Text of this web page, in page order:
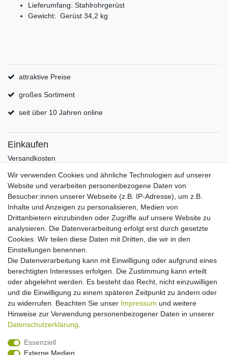
Lieferumfang: Stahlrohrgerüst
Gewicht: Gerüst 34,2 kg
attraktive Preise
großes Sortiment
seit über 10 Jahren online
Einkaufen
Versandkosten
Hilfe
Informationen
Batterieverordnung
Über uns
Garantie Paella/Allgrill
Garantie Autohome
Newsletter
Honig
Hiermit bestätige ich, dass ich die Daten­schutz­erklärunggelesen habe. Meine
Einwilligung kann ich jederzeit widerrufen.**
Wir verwenden Cookies und ähnliche Technologien auf unserer
Website und verarbeiten personenbezogene Daten von
Besucher:innen unserer Webseite (z.B. IP-Adresse), um z.B.
Inhalte und Anzeigen zu personalisieren, Medien von
Drittanbietern einzubinden oder Zugriffe auf unsere Website zu
analysieren. Die Datenverarbeitung erfolgt erst durch gesetzte
Cookies. Wir teilen diese Daten mit Dritten, die wir in den
Einstellungen benennen.
Die Datenverarbeitung kann mit Einwilligung oder aufgrund eines
berechtigten Interesses erfolgen. Die Zustimmung kann erteilt
oder abgelehnt werden. Es besteht das Recht, nicht einzuwilligen
und die Einwilligung zu einem späteren Zeitpunkt zu ändern oder
zu widerrufen. Beachten Sie unser Impressum und weitere
Hinweise zur Verwendung personenbezogener Daten in unserer
Daten­schutz­erklärung
Essenziell
Externe Medien